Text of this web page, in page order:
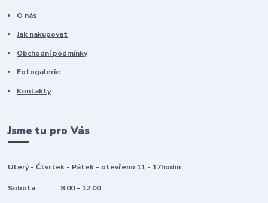
O nás
Jak nakupovat
Obchodní podmínky
Fotogalerie
Kontakty
Jsme tu pro Vás
Uterý - Čtvrtek - Pátek - otevřeno 11 - 17hodin
Sobota 8:00 - 12:00